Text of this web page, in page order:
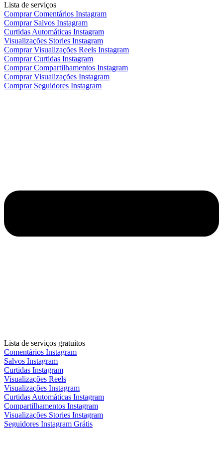
Lista de serviços
Comprar Comentários Instagram
Comprar Salvos Instagram
Curtidas Automáticas Instagram
Visualizações Stories Instagram
Comprar Visualizações Reels Instagram
Comprar Curtidas Instagram
Comprar Compartilhamentos Instagram
Comprar Visualizações Instagram
Comprar Seguidores Instagram
Lista de serviços gratuitos
Comentários Instagram
Salvos Instagram
Curtidas Instagram
Visualizações Reels
Visualizações Instagram
Curtidas Automáticas Instagram
Compartilhamentos Instagram
Visualizações Stories Instagram
Seguidores Instagram Grátis